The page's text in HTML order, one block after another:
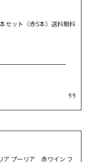
セット（赤5本）送料無料
ア プーリア 赤ワイン フ